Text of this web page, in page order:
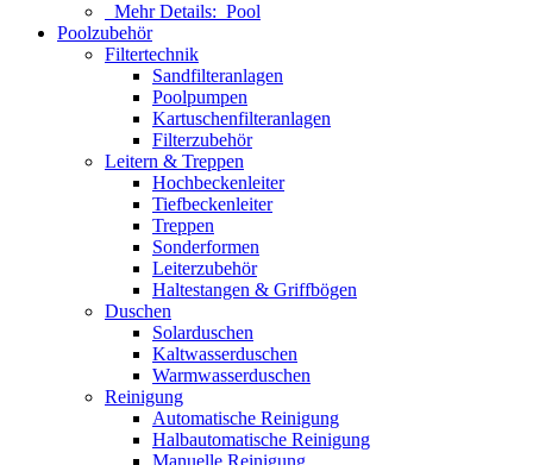
Mehr Details: Pool
Poolzubehör
Filtertechnik
Sandfilteranlagen
Poolpumpen
Kartuschenfilteranlagen
Filterzubehör
Leitern & Treppen
Hochbeckenleiter
Tiefbeckenleiter
Treppen
Sonderformen
Leiterzubehör
Haltestangen & Griffbögen
Duschen
Solarduschen
Kaltwasserduschen
Warmwasserduschen
Reinigung
Automatische Reinigung
Halbautomatische Reinigung
Manuelle Reinigung